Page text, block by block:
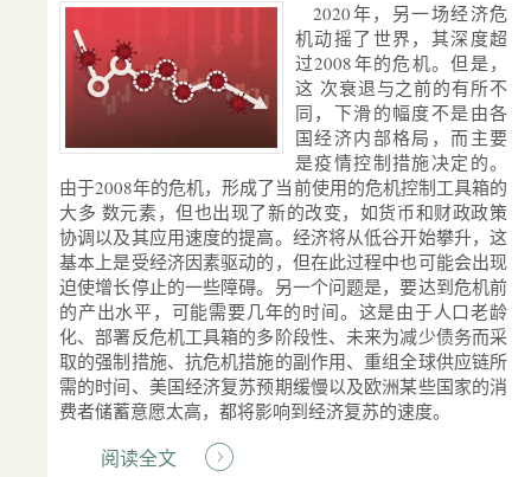
2020年，另一场经济危
机动摇了世界，其深度超
过2008年的危机。但是，
这 次衰退与之前的有所不
同，下滑的幅度不是由各
国经济内部格局，而主要
是疫情控制措施决定的。
由于2008年的危机，形成了当前使用的危机控制工具箱的
大多 数元素，但也出现了新的改变，如货币和财政政策
协调以及其应用速度的提高。经济将从低谷开始攀升，这
基本上是受经济因素驱动的，但在此过程中也可能会出现
迫使增长停止的一些障碍。另一个问题是，要达到危机前
的产出水平，可能需要几年的时间。这是由于人口老龄
化、部署反危机工具箱的多阶段性、未来为减少债务而采
取的强制措施、抗危机措施的副作用、重组全球供应链所
需的时间、美国经济复苏预期缓慢以及欧洲某些国家的消
费者储蓄意愿太高，都将影响到经济复苏的速度。
阅读全文